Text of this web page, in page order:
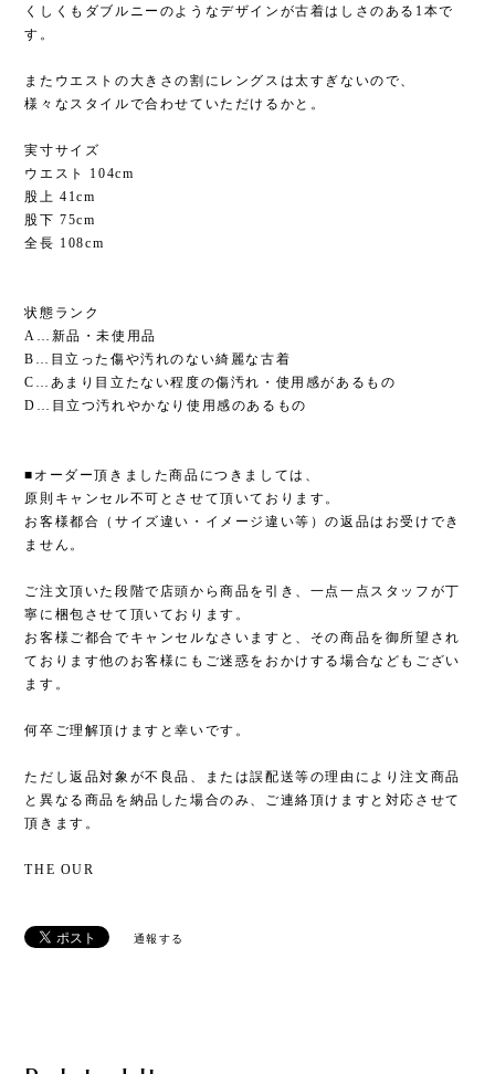
くしくもダブルニーのようなデザインが古着はしさのある1本で
す。
またウエストの大きさの割にレングスは太すぎないので、
様々なスタイルで合わせていただけるかと。
実寸サイズ
ウエスト 104cm
股上 41cm
股下 75cm
全長 108cm
状態ランク
A…新品・未使用品
B…目立った傷や汚れのない綺麗な古着
C…あまり目立たない程度の傷汚れ・使用感があるもの
D…目立つ汚れやかなり使用感のあるもの
■オーダー頂きました商品につきましては、
原則キャンセル不可とさせて頂いております。
お客様都合（サイズ違い・イメージ違い等）の返品はお受けでき
ません。
ご注文頂いた段階で店頭から商品を引き、一点一点スタッフが丁
寧に梱包させて頂いております。
お客様ご都合でキャンセルなさいますと、その商品を御所望され
ております他のお客様にもご迷惑をおかけする場合などもござい
ます。
何卒ご理解頂けますと幸いです。
ただし返品対象が不良品、または誤配送等の理由により注文商品
と異なる商品を納品した場合のみ、ご連絡頂けますと対応させて
頂きます。
THE OUR
通報する